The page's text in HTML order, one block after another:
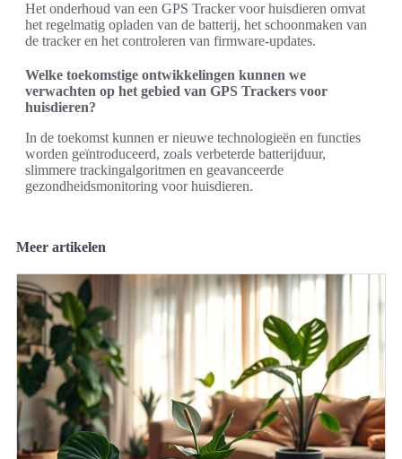
Het onderhoud van een GPS Tracker voor huisdieren omvat
het regelmatig opladen van de batterij, het schoonmaken van
de tracker en het controleren van firmware-updates.
Welke toekomstige ontwikkelingen kunnen we
verwachten op het gebied van GPS Trackers voor
huisdieren?
In de toekomst kunnen er nieuwe technologieën en functies
worden geïntroduceerd, zoals verbeterde batterijduur,
slimmere trackingalgoritmen en geavanceerde
gezondheidsmonitoring voor huisdieren.
Meer artikelen